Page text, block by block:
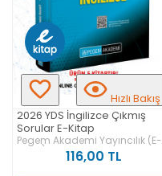
Hızlı Bakış
2026 YDS İngilizce Çıkmış
Sorular E-Kitap
Pegem Akademi Yayıncılık (E-
Kitap) 116,00 TL